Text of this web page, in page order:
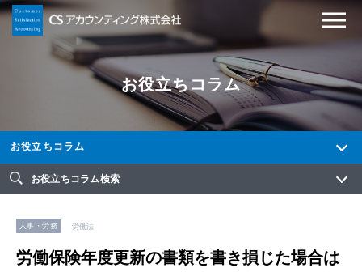
お役立ちコラム
お役立ちコラム
お役立ちコラム検索
人事・労務 労働法
労働保険年度更新の書類を書き損じた場合は